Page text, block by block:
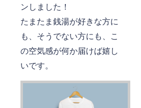
ンしました！
たまたま銭湯が好きな方に
も、そうでない方にも、こ
の空気感が何か届けば嬉し
いです。